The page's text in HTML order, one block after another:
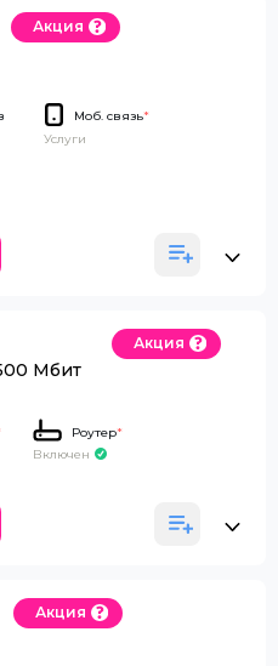
Акция
Моб. связь*
Услуги
Мбит
Акция
Роутер*
Включен
Акция